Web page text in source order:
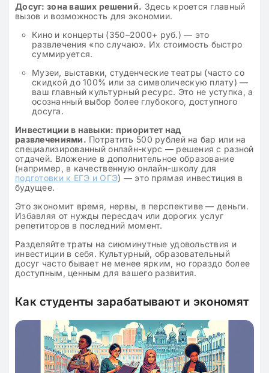
Досуг: зона ваших решений. Здесь кроется главный
вызов и возможность для экономии.
Кино и концерты (350–2000+ руб.) — это
развлечения «по случаю». Их стоимость быстро
суммируется.
Музеи, выставки, студенческие театры (часто со
скидкой до 100% или за символическую плату) —
ваш главный культурный ресурс. Это не уступка, а
осознанный выбор более глубокого, доступного
досуга.
Инвестиции в навыки: приоритет над
развлечениями. Потратить 500 рублей на бар или на
специализированный онлайн-курс — решения с разной
отдачей. Вложение в дополнительное образование
(например, в качественную онлайн-школу для
подготовки к ЕГЭ и ОГЭ) — это прямая инвестиция в
будущее.
Это экономит время, нервы, в перспективе — деньги.
Избавляя от нужды пересдач или дорогих услуг
репетиторов в последний момент.
Разделяйте траты на сиюминутные удовольствия и
инвестиции в себя. Культурный, образовательный
досуг часто бывает не менее ярким, но гораздо более
доступным, ценным для вашего развития.
Как студенты зарабатывают и экономят